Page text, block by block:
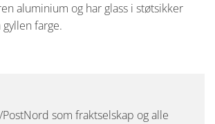
aluminium og har glass i støtsikker
farge.
som fraktselskap og alle